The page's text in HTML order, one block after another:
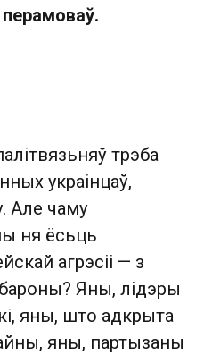
трэба
украінцаў,
Але чаму
ня ёсьць
агрэсіі — з
Яны, лідэры
яны, што адкрыта
яны, партызаны